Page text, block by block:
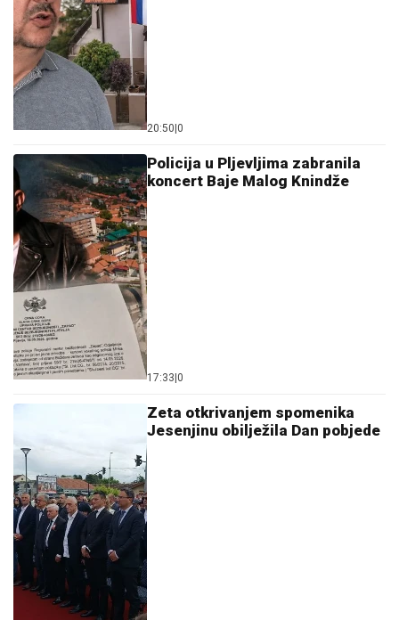
20:50 0
Policija u Pljevljima zabranila
koncert Baje Malog Knindže
17:33 0
Zeta otkrivanjem spomenika
Jesenjinu obilježila Dan pobjede